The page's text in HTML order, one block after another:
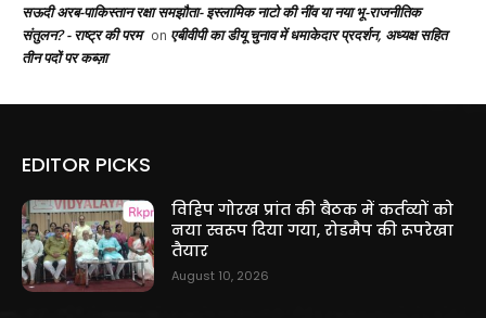
सऊदी अरब-पाकिस्तान रक्षा समझौता- इस्लामिक नाटो की नींव या नया भू-राजनीतिक
संतुलन? - राष्ट्र की परम on एबीवीपी का डीयू चुनाव में धमाकेदार प्रदर्शन, अध्यक्ष सहित
तीन पदों पर कब्ज़ा
EDITOR PICKS
विहिप गोरख प्रांत की बैठक में कर्तव्यों को
नया स्वरूप दिया गया, रोडमैप की रूपरेखा
तैयार
August 10, 2026